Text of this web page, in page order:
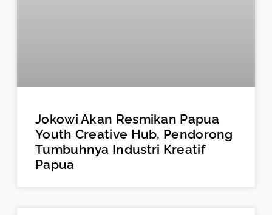
Jokowi Akan Resmikan Papua
Youth Creative Hub, Pendorong
Tumbuhnya Industri Kreatif
Papua